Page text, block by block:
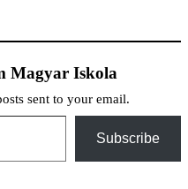
Magyar Iskola
sent to your email.
Subscribe